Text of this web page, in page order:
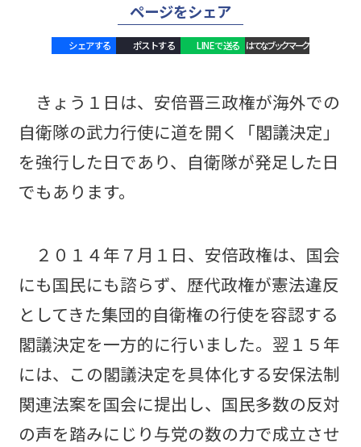
ページをシェア
シェアする ポストする LINEで送る はてなブックマーク
きょう１日は、安倍晋三政権が海外での
自衛隊の武力行使に道を開く「閣議決定」
を強行した日であり、自衛隊が発足した日
でもあります。
２０１４年７月１日、安倍政権は、国会
にも国民にも諮らず、歴代政権が憲法違反
としてきた集団的自衛権の行使を容認する
閣議決定を一方的に行いました。翌１５年
には、この閣議決定を具体化する安保法制
関連法案を国会に提出し、国民多数の反対
の声を踏みにじり与党の数の力で成立させ